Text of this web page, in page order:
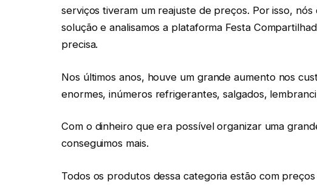
serviços tiveram um reajuste de preços. Por isso,
solução e analisamos a plataforma Festa
precisa.
Nos últimos anos, houve um grande aumento nos
enormes, inúmeros refrigerantes, salgados,
Com o dinheiro que era possível organizar uma
conseguimos mais.
Todos os produtos dessa categoria estão com preços